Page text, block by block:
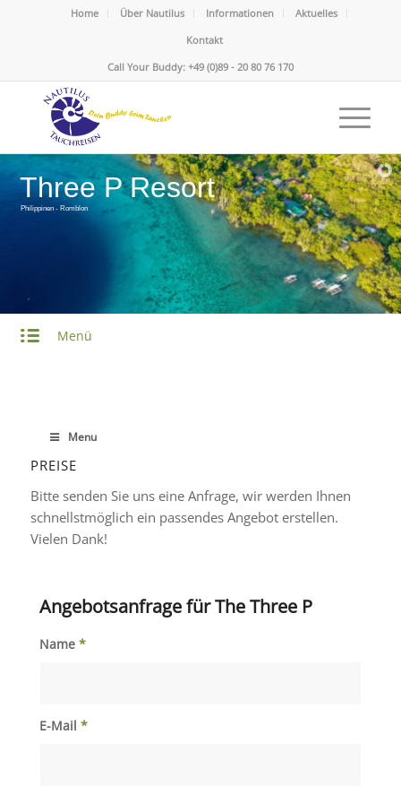
Home Über Nautilus Informationen
Aktuelles
Kontakt
Call Your Buddy: +49 (0)89 - 20 80 76 170
Three P Resort
Philippinen - Romblon
Menü
Menu
PREISE
Bitte senden Sie uns eine Anfrage, wir werden Ihnen
schnellstmöglich ein passendes Angebot erstellen.
Vielen Dank!
Angebotsanfrage für The Three P
Name *
E-Mail *